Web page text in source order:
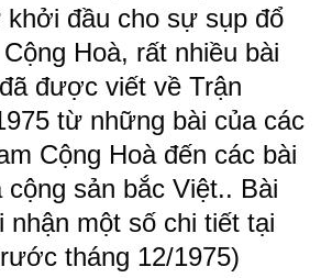
đầu cho sự sụp đổ
Hoà, rất nhiều bài
được viết về Trận
từ những bài của các
Cộng Hoà đến các bài
cộng sản bắc Việt.. Bài
nhận một số chi tiết tại
tháng 12/1975)